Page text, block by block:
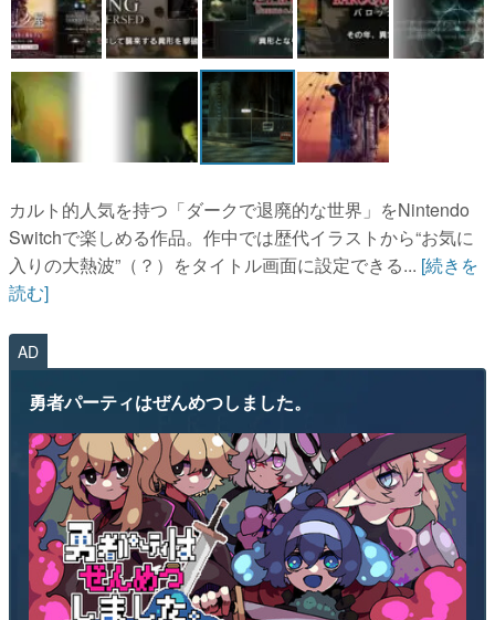
カルト的人気を持つ「ダークで退廃的な世界」をNintendo
Switchで楽しめる作品。作中では歴代イラストから“お気に
入りの大熱波”（？）をタイトル画面に設定できる... [続きを
読む]
AD
勇者パーティはぜんめつしました。